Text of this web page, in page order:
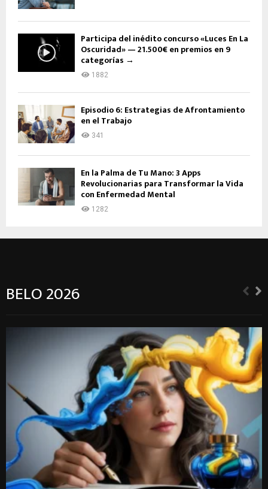
Participa del inédito concurso «Luces En La
Oscuridad» — 21.500€ en premios en 9
categorías →
1882
Episodio 6: Estrategias de Afrontamiento
en el Trabajo
341
En la Palma de Tu Mano: 3 Apps
Revolucionarias para Transformar la Vida
con Enfermedad Mental
1282
BELO 2026